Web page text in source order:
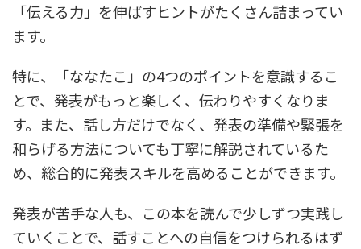
「伝える力」を伸ばすヒントがたくさん詰まってい
ます。
特に、「ななたこ」の4つのポイントを意識するこ
とで、発表がもっと楽しく、伝わりやすくなりま
す。また、話し方だけでなく、発表の準備や緊張を
和らげる方法についても丁寧に解説されているた
め、総合的に発表スキルを高めることができます。
発表が苦手な人も、この本を読んで少しずつ実践し
ていくことで、話すことへの自信をつけられるはず